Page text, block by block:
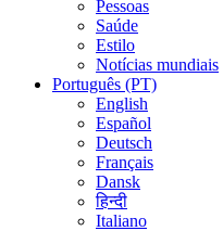
Pessoas
Saúde
Estilo
Notícias mundiais
Português (PT)
English
Español
Deutsch
Français
Dansk
हिन्दी
Italiano